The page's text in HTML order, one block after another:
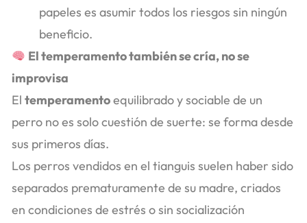
papeles es asumir todos los riesgos sin ningún
beneficio.
El temperamento también se cría, no se
improvisa
El temperamentoequilibrado y sociable de un
perro no es solo cuestión de suerte: se forma desde
sus primeros días.
Los perros vendidos en el tianguis suelen haber sido
separados prematuramente de su madre, criados
en condiciones de estrés o sin socialización